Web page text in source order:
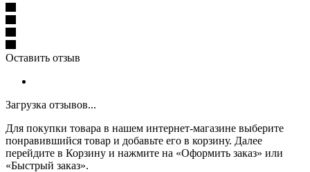
Оставить отзыв
Загрузка отзывов...
Для покупки товара в нашем интернет-магазине выберите
понравившийся товар и добавьте его в корзину. Далее
перейдите в Корзину и нажмите на «Оформить заказ» или
«Быстрый заказ».